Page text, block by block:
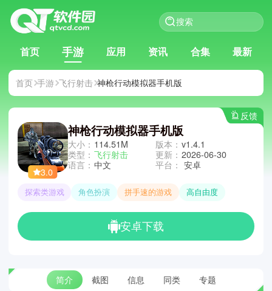
首页 手游 应用 资讯 合集 最新
首页 手游 飞行射击 神枪行动模拟器手机版
反馈
3.0
神枪行动模拟器手机版
大小： 114.51M
类型： 飞行射击
语言： 中文
版本： v1.4.1
更新： 2026-06-30
平台： 安卓
探索类游戏 角色扮演 拼手速的游戏 高自由度
安卓下载
简介 截图 信息 同类 专题